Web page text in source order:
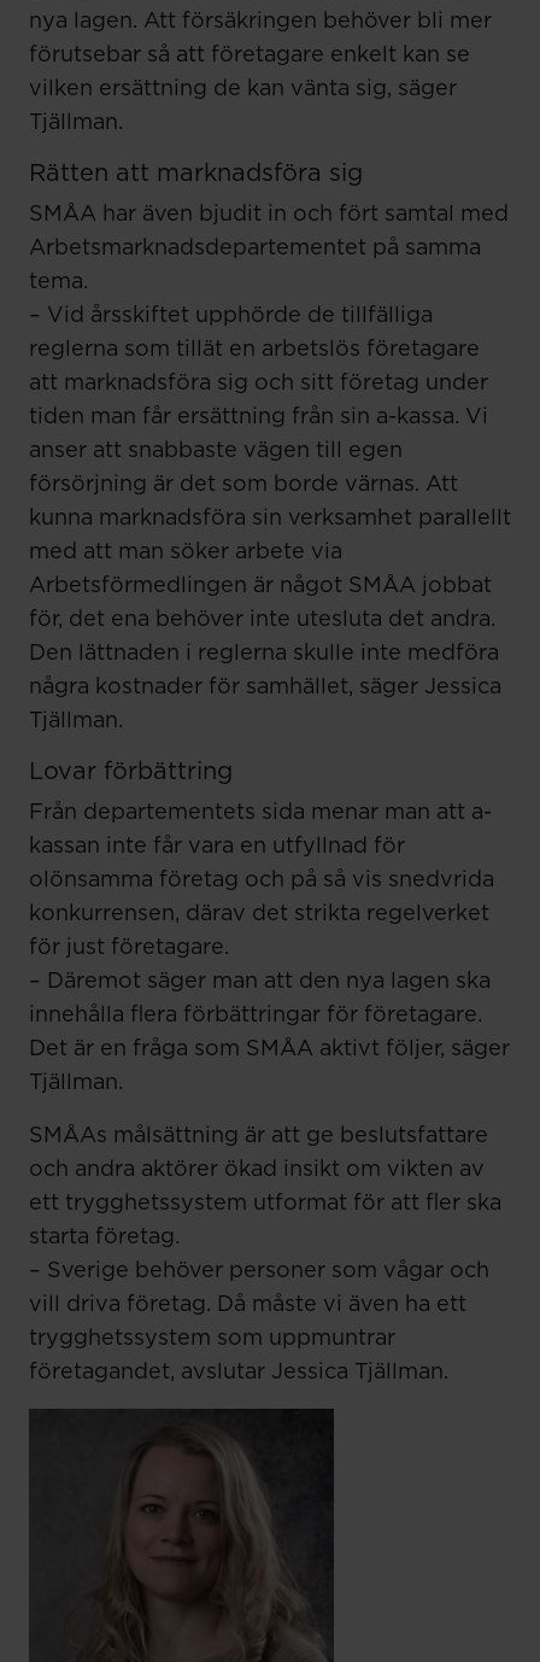
nya lagen. Att försäkringen behöver bli mer
förutsebar så att företagare enkelt kan se
vilken ersättning de kan vänta sig, säger
Tjällman.
Rätten att marknadsföra sig
SMÅA har även bjudit in och fört samtal med
Arbetsmarknadsdepartementet på samma
tema.
– Vid årsskiftet upphörde de tillfälliga
reglerna som tillät en arbetslös företagare
att marknadsföra sig och sitt företag under
tiden man får ersättning från sin a-kassa. Vi
anser att snabbaste vägen till egen
försörjning är det som borde värnas. Att
kunna marknadsföra sin verksamhet parallellt
med att man söker arbete via
Arbetsförmedlingen är något SMÅA jobbat
för, det ena behöver inte utesluta det andra.
Den lättnaden i reglerna skulle inte medföra
några kostnader för samhället, säger Jessica
Tjällman.
Lovar förbättring
Från departementets sida menar man att a-
kassan inte får vara en utfyllnad för
olönsamma företag och på så vis snedvrida
konkurrensen, därav det strikta regelverket
för just företagare.
– Däremot säger man att den nya lagen ska
innehålla flera förbättringar för företagare.
Det är en fråga som SMÅA aktivt följer, säger
Tjällman.
SMÅAs målsättning är att ge beslutsfattare
och andra aktörer ökad insikt om vikten av
ett trygghetssystem utformat för att fler ska
starta företag.
– Sverige behöver personer som vågar och
vill driva företag. Då måste vi även ha ett
trygghetssystem som uppmuntrar
företagandet, avslutar Jessica Tjällman.